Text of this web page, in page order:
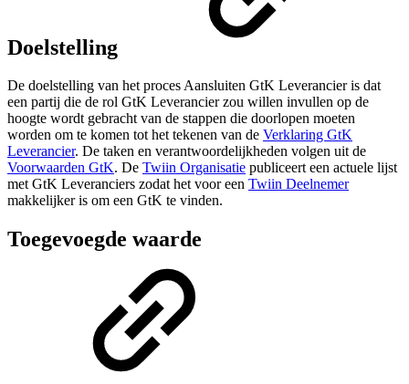
Doelstelling
De doelstelling van het proces Aansluiten GtK Leverancier is dat
een partij die de rol GtK Leverancier zou willen invullen op de
hoogte wordt gebracht van de stappen die doorlopen moeten
worden om te komen tot het tekenen van de Verklaring GtK
Leverancier. De taken en verantwoordelijkheden volgen uit de
Voorwaarden GtK. De Twiin Organisatie publiceert een actuele lijst
met GtK Leveranciers zodat het voor een Twiin Deelnemer
makkelijker is om een GtK te vinden.
Toegevoegde waarde